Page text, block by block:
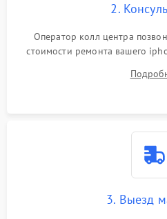
2.
Оператор колл центра
стоимости ремонта вашего
3. Выезд